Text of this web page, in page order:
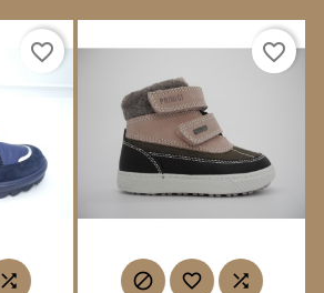

favorite_border
  
favorite_border